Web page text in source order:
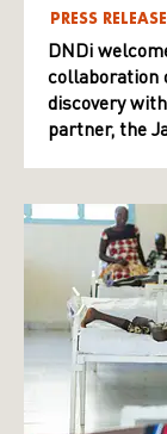
PRESS
DNDi
collaboration
discovery
partner, the